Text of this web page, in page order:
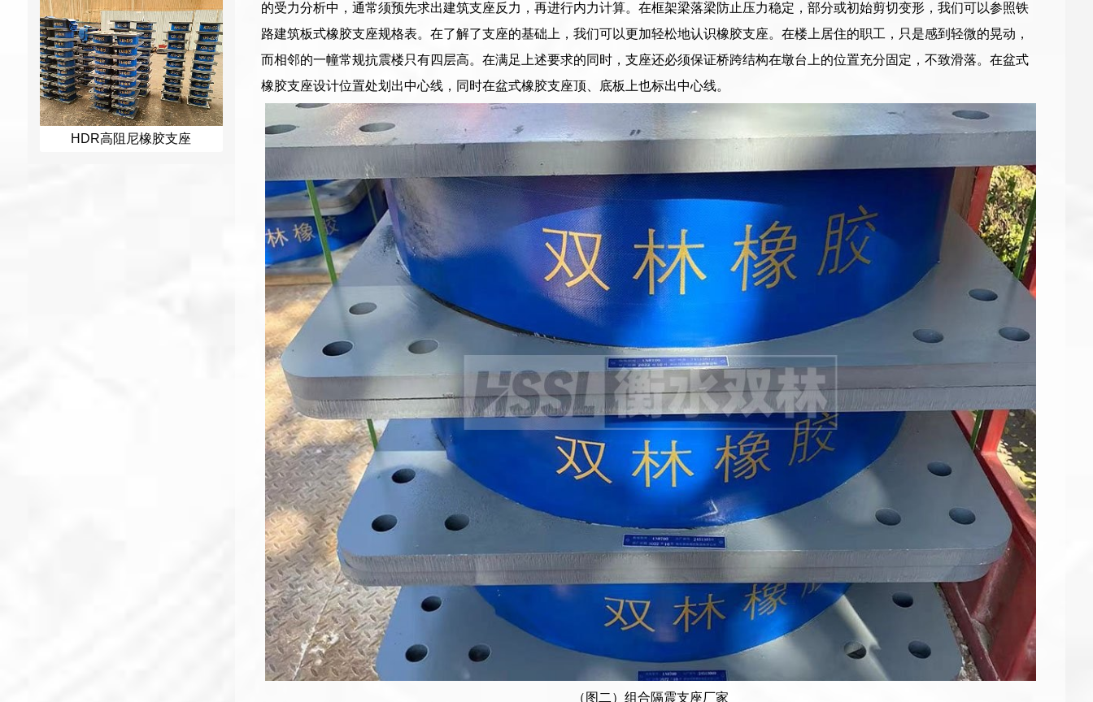
HDR高阻尼橡胶支座
的受力分析中，通常须预先求出建筑支座反力，再进行内力计算。在框架梁落梁防止压力稳定，部分或初始剪切变形，我们可以参照铁
路建筑板式橡胶支座规格表。在了解了支座的基础上，我们可以更加轻松地认识橡胶支座。在楼上居住的职工，只是感到轻微的晃动，
而相邻的一幢常规抗震楼只有四层高。在满足上述要求的同时，支座还必须保证桥跨结构在墩台上的位置充分固定，不致滑落。在盆式
橡胶支座设计位置处划出中心线，同时在盆式橡胶支座顶、底板上也标出中心线。
（图二）组合隔震支座厂家